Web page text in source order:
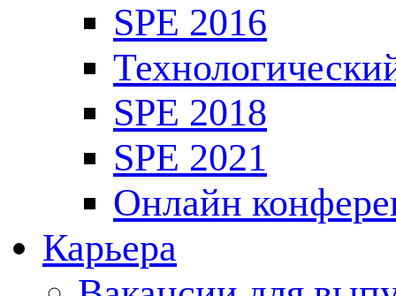
SPE 2016
SPE 2018
SPE 2021
Онлайн
Карьера